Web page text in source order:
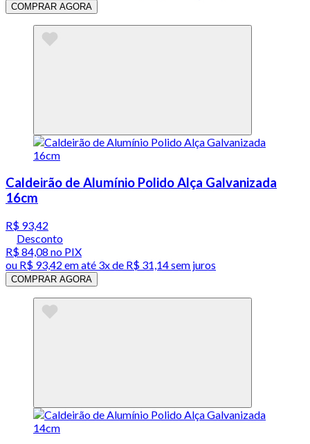
COMPRAR AGORA
Caldeirão de Alumínio Polido Alça Galvanizada
16cm
R$ 93,42
Desconto
R$ 84,08 no PIX
ou R$ 93,42 em até 3x de R$ 31,14 sem juros
COMPRAR AGORA